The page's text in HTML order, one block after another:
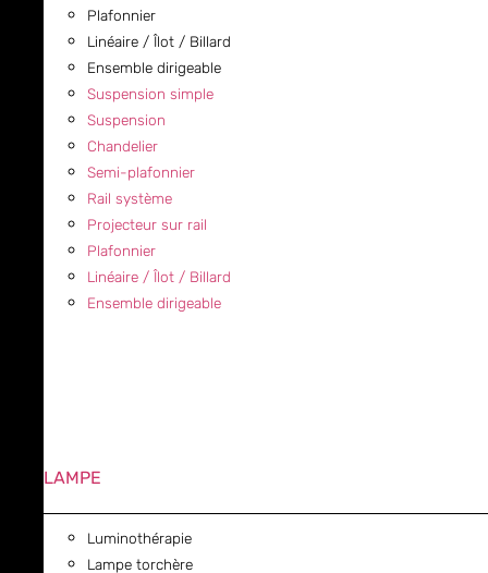
Plafonnier
Linéaire / Îlot / Billard
Ensemble dirigeable
Suspension simple
Suspension
Chandelier
Semi-plafonnier
Rail système
Projecteur sur rail
Plafonnier
Linéaire / Îlot / Billard
Ensemble dirigeable
LAMPE
Luminothérapie
Lampe torchère